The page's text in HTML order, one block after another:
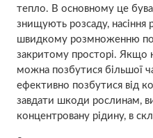
тепло. В основному це
знищують розсаду, насіння
швидкому розмноженню
закритому просторі. Якщо
можна позбутися більшої
ефективно позбутися від
завдати шкоди рослинам,
концентровану рідину, в